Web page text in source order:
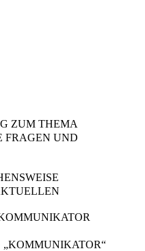
ZUM THEMA
FRAGEN UND
„KOMMUNIKATOR“